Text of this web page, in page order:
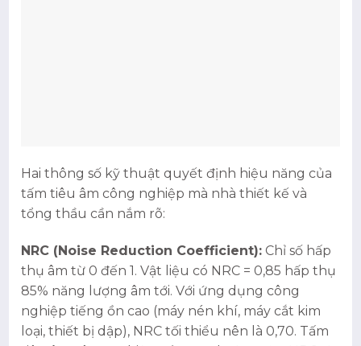
Hai thông số kỹ thuật quyết định hiệu năng của
tấm tiêu âm công nghiệp mà nhà thiết kế và
tổng thầu cần nắm rõ:
NRC (Noise Reduction Coefficient): Chỉ số hấp
thụ âm từ 0 đến 1. Vật liệu có NRC = 0,85 hấp thụ
85% năng lượng âm tới. Với ứng dụng công
nghiệp tiếng ồn cao (máy nén khí, máy cắt kim
loại, thiết bị dập), NRC tối thiểu nên là 0,70. Tấm